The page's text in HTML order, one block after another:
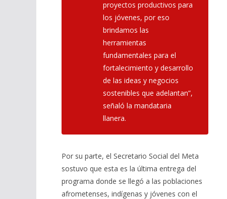
proyectos productivos para
los jóvenes, por eso
brindamos las
herramientas
fundamentales para el
fortalecimiento y desarrollo
de las ideas y negocios
sostenibles que adelantan”,
señaló la mandataria
llanera.
Por su parte, el Secretario Social del Meta
sostuvo que esta es la última entrega del
programa donde se llegó a las poblaciones
afrometenses, indígenas y jóvenes con el